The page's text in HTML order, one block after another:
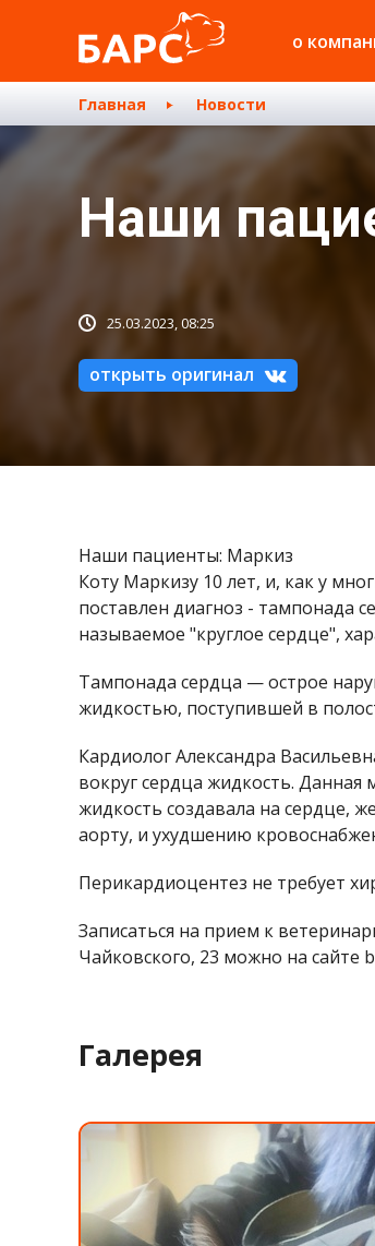
о
Главная Новости
Наши
25.03.2023, 08:25
открыть оригинал
Наши пациенты: Маркиз
Коту Маркизу 10 лет, и, как у
поставлен диагноз - тампонада
называемое "круглое сердце",
Тампонада сердца — острое
жидкостью, поступившей в
Кардиолог Александра
вокруг сердца жидкость. Данная
жидкость создавала на сердце,
аорту, и ухудшению
Перикардиоцентез не требует
Записаться на прием к
Чайковского, 23 можно на сайте
Галерея